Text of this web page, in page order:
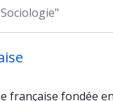
française fondée